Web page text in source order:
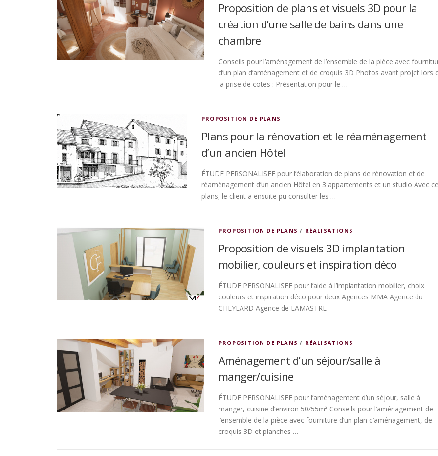
Proposition de plans et visuels 3D pour la
création d’une salle de bains dans une
chambre
Conseils pour l’aménagement de l’ensemble de la pièce avec
d’un plan d’aménagement et de croquis 3D Photos avant projet lors
la prise de cotes : Présentation pour le …
PROPOSITION DE PLANS
Plans pour la rénovation et le réaménagement
d’un ancien Hôtel
ÉTUDE PERSONALISEE pour l’élaboration de plans de rénovation et de
réaménagement d’un ancien Hôtel en 3 appartements et un studio Avec
plans, le client a ensuite pu consulter les …
PROPOSITION DE PLANS / RÉALISATIONS
Proposition de visuels 3D implantation
mobilier, couleurs et inspiration déco
ÉTUDE PERSONALISEE pour l’aide à l’implantation mobilier, choix
couleurs et inspiration déco pour deux Agences MMA Agence du
CHEYLARD Agence de LAMASTRE
PROPOSITION DE PLANS / RÉALISATIONS
Aménagement d’un séjour/salle à
manger/cuisine
ÉTUDE PERSONALISEE pour l’aménagement d’un séjour, salle à
manger, cuisine d’environ 50/55m² Conseils pour l’aménagement de
l’ensemble de la pièce avec fourniture d’un plan d’aménagement, de
croquis 3D et planches …